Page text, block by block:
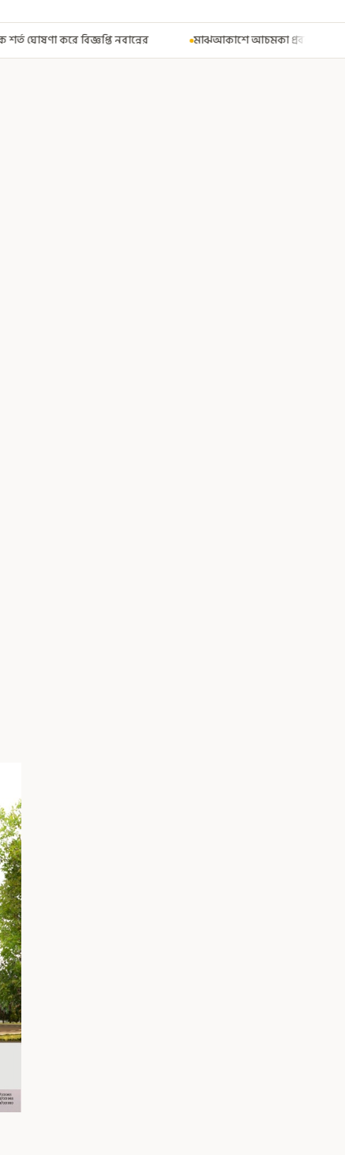
মাঝআকাশে আচমকা প্রবল ঝাঁকুনি! এয়ার ইন্ডিয়ার উড়ানে আতঙ্ক